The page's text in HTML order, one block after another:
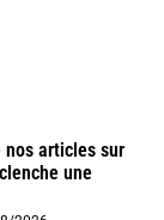
nos articles sur
une